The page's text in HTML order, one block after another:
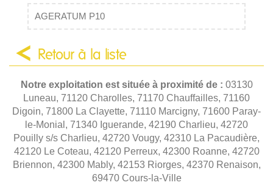
AGERATUM P10
Retour à la liste
Notre exploitation est située à proximité de : 03130
Luneau, 71120 Charolles, 71170 Chauffailles, 71160
Digoin, 71800 La Clayette, 71110 Marcigny, 71600 Paray-
le-Monial, 71340 Iguerande, 42190 Charlieu, 42720
Pouilly s/s Charlieu, 42720 Vougy, 42310 La Pacaudière,
42120 Le Coteau, 42120 Perreux, 42300 Roanne, 42720
Briennon, 42300 Mably, 42153 Riorges, 42370 Renaison,
69470 Cours-la-Ville